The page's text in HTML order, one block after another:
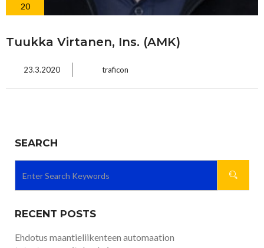
20
Tuukka Virtanen, Ins. (AMK)
23.3.2020 traficon
SEARCH
RECENT POSTS
Ehdotus maantieliikenteen automaation